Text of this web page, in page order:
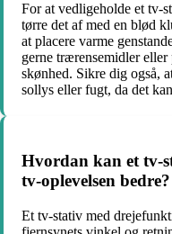
For at vedligeholde et tv-
tørre det af med en blød
at placere varme
gerne trærensemidler
skønhed. Sikre dig også,
sollys eller fugt, da det
Hvordan kan et tv-
tv-oplevelsen bedre?
Et tv-stativ med